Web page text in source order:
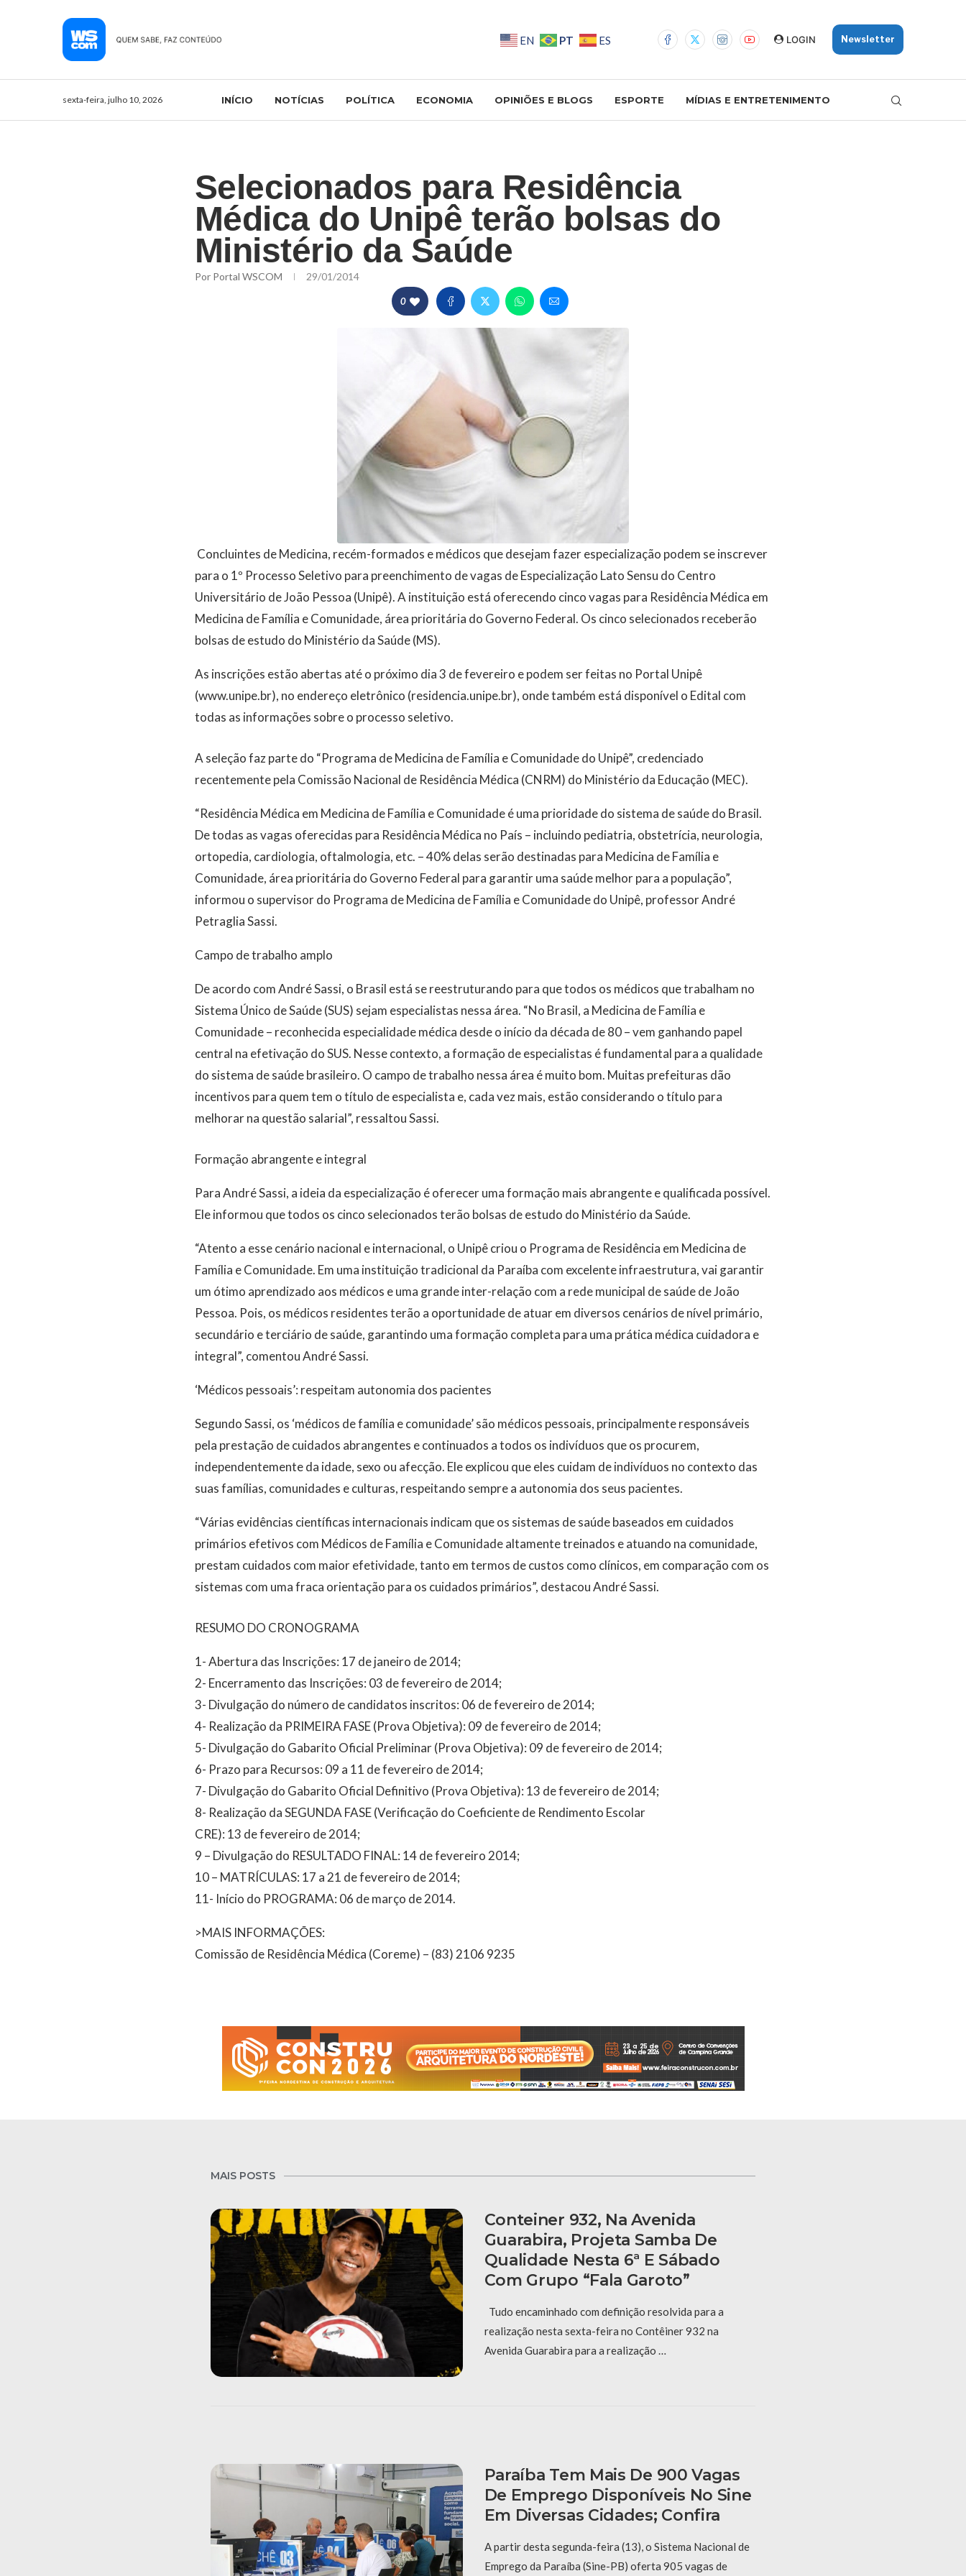
EN PT ES LOGIN Newsletter
sexta-feira, julho 10, 2026 INÍCIO NOTÍCIAS POLÍTICA ECONOMIA OPINIÕES E BLOGS ESPORTE MÍDIAS E ENTRETENIMENTO
Selecionados para Residência
Médica do Unipê terão bolsas do
Ministério da Saúde
Por Portal WSCOM 29/01/2014
0
Concluintes de Medicina, recém-formados e médicos que desejam fazer especialização podem se inscrever
para o 1º Processo Seletivo para preenchimento de vagas de Especialização Lato Sensu do Centro
Universitário de João Pessoa (Unipê). A instituição está oferecendo cinco vagas para Residência Médica em
Medicina de Família e Comunidade, área prioritária do Governo Federal. Os cinco selecionados receberão
bolsas de estudo do Ministério da Saúde (MS).
As inscrições estão abertas até o próximo dia 3 de fevereiro e podem ser feitas no Portal Unipê
(www.unipe.br), no endereço eletrônico (residencia.unipe.br), onde também está disponível o Edital com
todas as informações sobre o processo seletivo.
A seleção faz parte do “Programa de Medicina de Família e Comunidade do Unipê”, credenciado
recentemente pela Comissão Nacional de Residência Médica (CNRM) do Ministério da Educação (MEC).
“Residência Médica em Medicina de Família e Comunidade é uma prioridade do sistema de saúde do Brasil.
De todas as vagas oferecidas para Residência Médica no País – incluindo pediatria, obstetrícia, neurologia,
ortopedia, cardiologia, oftalmologia, etc. – 40% delas serão destinadas para Medicina de Família e
Comunidade, área prioritária do Governo Federal para garantir uma saúde melhor para a população”,
informou o supervisor do Programa de Medicina de Família e Comunidade do Unipê, professor André
Petraglia Sassi.
Campo de trabalho amplo
De acordo com André Sassi, o Brasil está se reestruturando para que todos os médicos que trabalham no
Sistema Único de Saúde (SUS) sejam especialistas nessa área. “No Brasil, a Medicina de Família e
Comunidade – reconhecida especialidade médica desde o início da década de 80 – vem ganhando papel
central na efetivação do SUS. Nesse contexto, a formação de especialistas é fundamental para a qualidade
do sistema de saúde brasileiro. O campo de trabalho nessa área é muito bom. Muitas prefeituras dão
incentivos para quem tem o título de especialista e, cada vez mais, estão considerando o título para
melhorar na questão salarial”, ressaltou Sassi.
Formação abrangente e integral
Para André Sassi, a ideia da especialização é oferecer uma formação mais abrangente e qualificada possível.
Ele informou que todos os cinco selecionados terão bolsas de estudo do Ministério da Saúde.
“Atento a esse cenário nacional e internacional, o Unipê criou o Programa de Residência em Medicina de
Família e Comunidade. Em uma instituição tradicional da Paraíba com excelente infraestrutura, vai garantir
um ótimo aprendizado aos médicos e uma grande inter-relação com a rede municipal de saúde de João
Pessoa. Pois, os médicos residentes terão a oportunidade de atuar em diversos cenários de nível primário,
secundário e terciário de saúde, garantindo uma formação completa para uma prática médica cuidadora e
integral”, comentou André Sassi.
‘Médicos pessoais’: respeitam autonomia dos pacientes
Segundo Sassi, os ‘médicos de família e comunidade’ são médicos pessoais, principalmente responsáveis
pela prestação de cuidados abrangentes e continuados a todos os indivíduos que os procurem,
independentemente da idade, sexo ou afecção. Ele explicou que eles cuidam de indivíduos no contexto das
suas famílias, comunidades e culturas, respeitando sempre a autonomia dos seus pacientes.
“Várias evidências científicas internacionais indicam que os sistemas de saúde baseados em cuidados
primários efetivos com Médicos de Família e Comunidade altamente treinados e atuando na comunidade,
prestam cuidados com maior efetividade, tanto em termos de custos como clínicos, em comparação com os
sistemas com uma fraca orientação para os cuidados primários”, destacou André Sassi.
RESUMO DO CRONOGRAMA
1- Abertura das Inscrições: 17 de janeiro de 2014;
2- Encerramento das Inscrições: 03 de fevereiro de 2014;
3- Divulgação do número de candidatos inscritos: 06 de fevereiro de 2014;
4- Realização da PRIMEIRA FASE (Prova Objetiva): 09 de fevereiro de 2014;
5- Divulgação do Gabarito Oficial Preliminar (Prova Objetiva): 09 de fevereiro de 2014;
6- Prazo para Recursos: 09 a 11 de fevereiro de 2014;
7- Divulgação do Gabarito Oficial Definitivo (Prova Objetiva): 13 de fevereiro de 2014;
8- Realização da SEGUNDA FASE (Verificação do Coeficiente de Rendimento Escolar
CRE): 13 de fevereiro de 2014;
9 – Divulgação do RESULTADO FINAL: 14 de fevereiro 2014;
10 – MATRÍCULAS: 17 a 21 de fevereiro de 2014;
11- Início do PROGRAMA: 06 de março de 2014.
>MAIS INFORMAÇÕES:
Comissão de Residência Médica (Coreme) – (83) 2106 9235
MAIS POSTS
Conteiner 932, Na Avenida
Guarabira, Projeta Samba De
Qualidade Nesta 6ª E Sábado
Com Grupo “Fala Garoto”
Tudo encaminhado com definição resolvida para a
realização nesta sexta-feira no Contêiner 932 na
Avenida Guarabira para a realização …
Paraíba Tem Mais De 900 Vagas
De Emprego Disponíveis No Sine
Em Diversas Cidades; Confira
A partir desta segunda-feira (13), o Sistema Nacional de
Emprego da Paraíba (Sine-PB) oferta 905 vagas de